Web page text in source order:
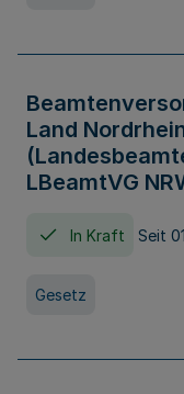
Land
LBeamtVG
In Kraft Seit
Gesetz